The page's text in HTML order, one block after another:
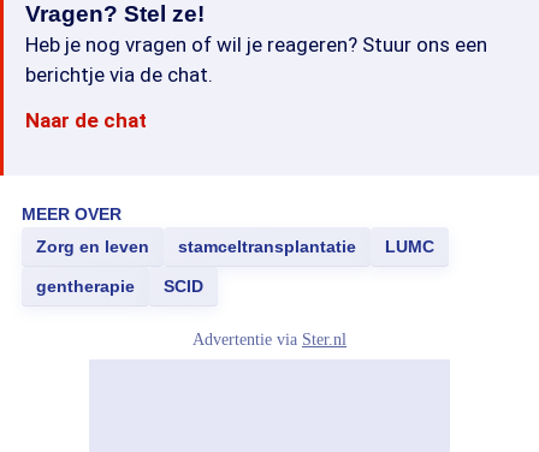
Vragen? Stel ze!
Heb je nog vragen of wil je reageren? Stuur ons een
berichtje via de chat.
Naar de chat
MEER OVER
Zorg en leven
stamceltransplantatie LUMC
gentherapie SCID
Advertentie via Ster.nl